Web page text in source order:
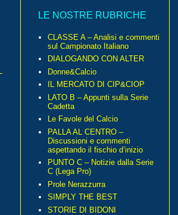
LE NOSTRE RUBRICHE
CLASSE A – Analisi e commenti
sul Campionato Italiano
DIALOGANDO CON ALTER
Donne&Calcio
IL MERCATO DI CIP&CIOP
LATO B – Appunti sulla Serie
Cadetta
Le Favole del Calcio
PALLA AL CENTRO –
Discussioni e commenti
aspettando il fischio d’inizio
PUNTO C – Notizie dalla Serie
C (Lega Pro)
Prole Nerazzurra
SIMPLY THE BEST
STORIE DI BIDONI